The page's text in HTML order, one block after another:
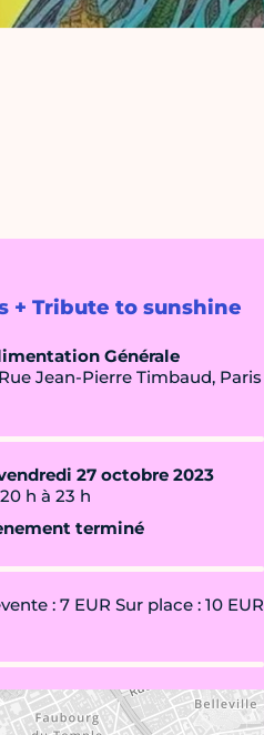
+ Tribute to sunshine
Générale
Jean-Pierre Timbaud, Paris
27 octobre 2023
h à 23 h
terminé
: 7 EUR Sur place : 10 EUR